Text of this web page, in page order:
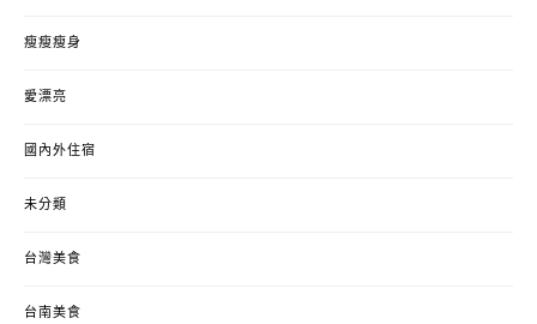
瘦瘦瘦身
愛漂亮
國內外住宿
未分類
台灣美食
台南美食